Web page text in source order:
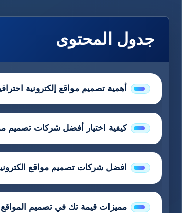
جدول المحتوى
أهمية تصميم مواقع إلكترونية
كيفية اختيار أفضل شركات تصميم
افضل شركات تصميم مواقع
مميزات قيمة تك في تصميم المواقع